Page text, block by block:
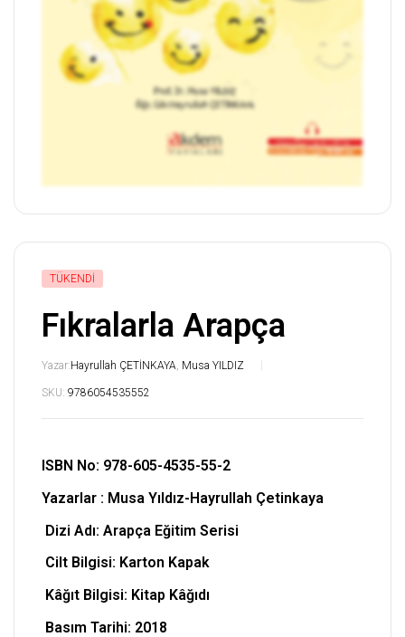
TÜKENDI
Fıkralarla Arapça
Yazar:Hayrullah ÇETİNKAYA, Musa YILDIZ
SKU: 9786054535552
ISBN No: 978-605-4535-55-2
Yazarlar : Musa Yıldız-Hayrullah Çetinkaya
Dizi Adı: Arapça Eğitim Serisi
Cilt Bilgisi: Karton Kapak
Kâğıt Bilgisi: Kitap Kâğıdı
Basım Tarihi: 2018